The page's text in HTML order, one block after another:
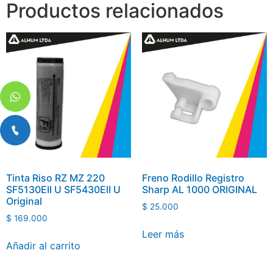
Productos relacionados
Tinta Riso RZ MZ 220
SF5130EII U SF5430EII U
Original
$ 169.000
Añadir al carrito
Freno Rodillo Registro
Sharp AL 1000 ORIGINAL
$ 25.000
Leer más